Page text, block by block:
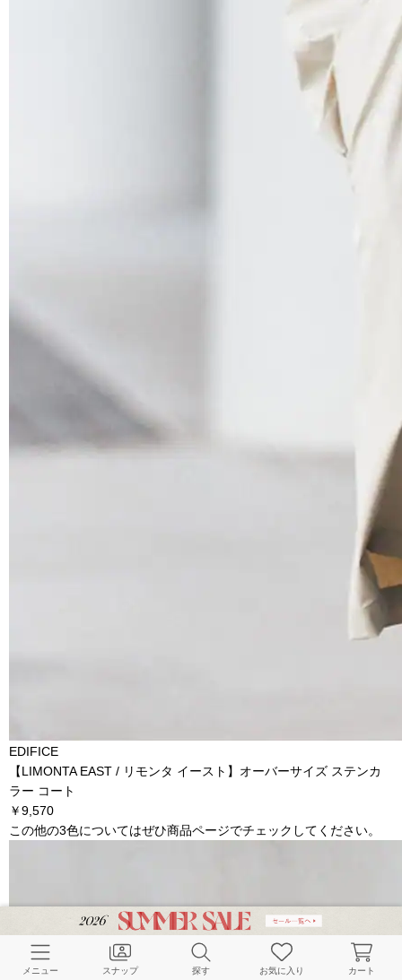
EDIFICE
【LIMONTA EAST / リモンタ イースト】オーバーサイズ ステンカ
ラー コート
￥9,570
この他の3色についてはぜひ商品ページでチェックしてください。
メニュー スナップ 探す お気に入り カート